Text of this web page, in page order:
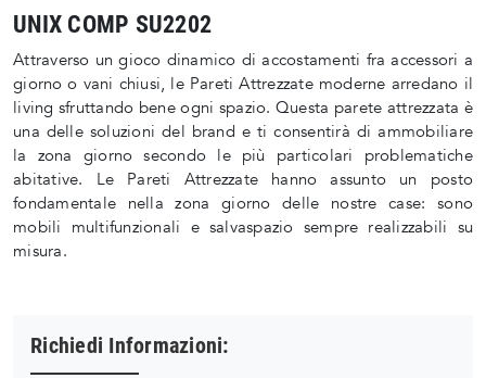
UNIX COMP SU2202
Attraverso un gioco dinamico di accostamenti fra accessori a
giorno o vani chiusi, le Pareti Attrezzate moderne arredano il
living sfruttando bene ogni spazio. Questa parete attrezzata è
una delle soluzioni del brand e ti consentirà di ammobiliare
la zona giorno secondo le più particolari problematiche
abitative. Le Pareti Attrezzate hanno assunto un posto
fondamentale nella zona giorno delle nostre case: sono
mobili multifunzionali e salvaspazio sempre realizzabili su
misura.
Richiedi Informazioni: